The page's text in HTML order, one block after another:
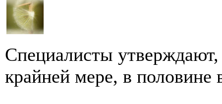
Специалисты
крайней мере, в